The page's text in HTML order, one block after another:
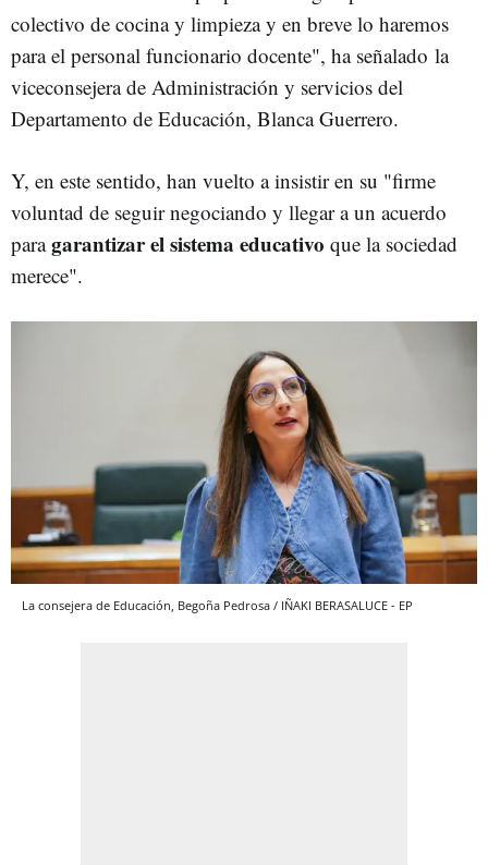
colectivo de cocina y limpieza y en breve lo haremos
para el personal funcionario docente", ha señalado la
viceconsejera de Administración y servicios del
Departamento de Educación, Blanca Guerrero.
Y, en este sentido, han vuelto a insistir en su "firme
voluntad de seguir negociando y llegar a un acuerdo
paragarantizar el sistema educativo que la sociedad
merece".
La consejera de Educación, Begoña Pedrosa / IÑAKI BERASALUCE - EP